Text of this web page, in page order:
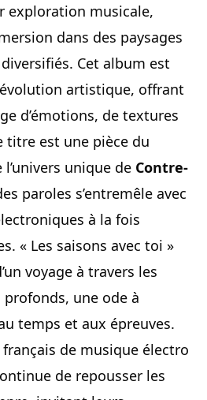
exploration musicale,
dans des paysages
Cet album est
artistique, offrant
d’émotions, de textures
titre est une pièce du
unique de Contre-
paroles s’entremêle avec
à la fois
« Les saisons avec toi »
voyage à travers les
une ode à
temps et aux épreuves.
de musique électro
de repousser les